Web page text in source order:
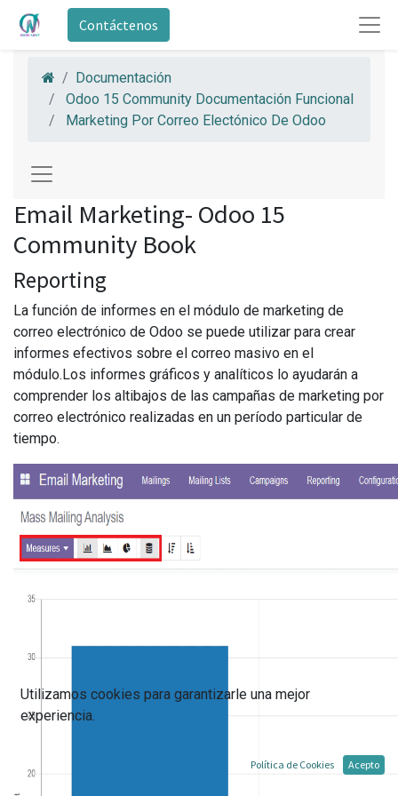
Contáctenos
Documentación
Odoo 15 Community Documentación Funcional
Marketing Por Correo Electónico De Odoo
Email Marketing- Odoo 15
Community Book
Reporting
La función de informes en el módulo de marketing de
correo electrónico de Odoo se puede utilizar para crear
informes efectivos sobre el correo masivo en el
módulo.Los informes gráficos y analíticos lo ayudarán a
comprender los altibajos de las campañas de marketing por
correo electrónico realizadas en un período particular de
tiempo.
Utilizamos cookies para garantizarle una mejor
experiencia.
Política de Cookies Acepto